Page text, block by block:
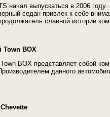
начал выпускаться в 2006
седан привлек к себе
славной истории
Town BOX
BOX представляет собой
данного